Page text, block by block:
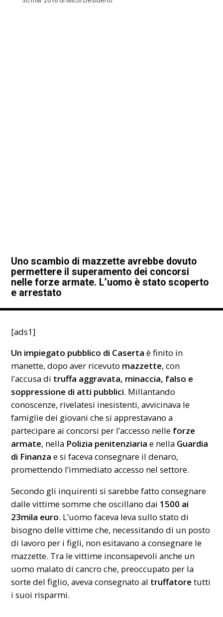
Uno scambio di mazzette avrebbe dovuto
permettere il superamento dei concorsi
nelle forze armate. L’uomo è stato scoperto
e arrestato
[ads1]
Un impiegato pubblico di Caserta è finito in
manette, dopo aver ricevuto mazzette, con
l’accusa di truffa aggravata, minaccia, falso e
soppressione di atti pubblici. Millantando
conoscenze, rivelatesi inesistenti, avvicinava le
famiglie dei giovani che si apprestavano a
partecipare ai concorsi per l’accesso nelle forze
armate, nella Polizia penitenziaria e nella Guardia
di Finanza e si faceva consegnare il denaro,
promettendo l’immediato accesso nel settore.
Secondo gli inquirenti si sarebbe fatto consegnare
dalle vittime somme che oscillano dai 1500 ai
23mila euro. L’uomo faceva leva sullo stato di
bisogno delle vittime che, necessitando di un posto
di lavoro per i figli, non esitavano a consegnare le
mazzette. Tra le vittime inconsapevoli anche un
uomo malato di cancro che, preoccupato per la
sorte del figlio, aveva consegnato al truffatore tutti
i suoi risparmi.